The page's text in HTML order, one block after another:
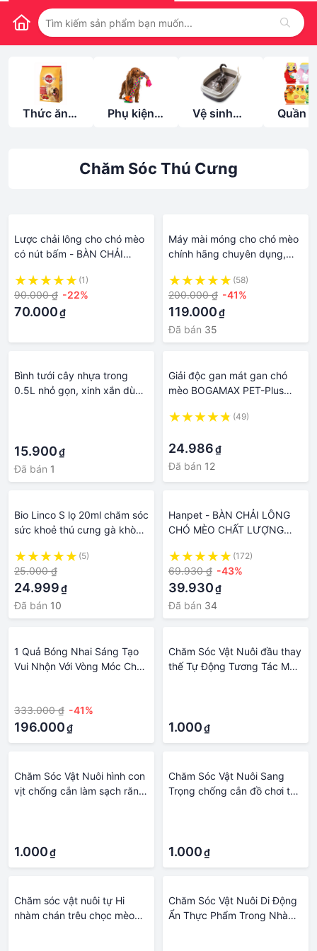
Thức ăn
Phụ kiện
Vệ sinh
Quần
Chăm Sóc Thú Cưng
Lược chải lông cho chó mèo
có nút bấm - BÀN CHẢI
LƯỢNG - Lược chải lông chó
2 mặt - Mèo Cún - ban chai
long cho meo - chăm sóc
(1)
90.000 ₫ -22%
70.000₫
Máy mài móng cho chó mèo
chính hãng chuyên dụng,
- Thiết bị chăm sóc móng
thú cưng sạc USB
(58)
200.000 ₫ -41%
119.000₫
Đã bán 35
Bình tưới cây nhựa trong
0.5L nhỏ gọn, xinh xắn dùng
15.900₫
Đã bán 1
Giải độc gan mát gan chó
mèo BOGAMAX PET-Plus
chăm sóc thú cưng khỏe
ngứa
(49)
24.986₫
Đã bán 12
Bio Linco S lọ 20ml chăm sóc
sức khoẻ thú cưng gà khò
(5)
25.000 ₫
24.999₫
Đã bán 10
Hanpet - BÀN CHẢI LÔNG
CHÓ MÈO CHẤT LƯỢNG
thông minh - Lược Chải Lông
Thú Cưng loại Tốt - Lược
chải lông cho chó mèo có
nút bấm - chăm sóc chó
mèo - luoc chai long meo -
(172)
69.930 ₫ -43%
39.930₫
Đã bán 34
1 Quả Bóng Nhai Sáng Tạo
Vui Nhộn Với Vòng Móc Cho
Chất Liệu An Toàn Đồ Chơi
Cho Chó Bóng Đá Chó Bóng
Đá Ngoài Trời
333.000 ₫ -41%
196.000₫
Chăm Sóc Vật Nuôi đầu thay
thế Tự Động Tương Tác Mèo
mèo Mèo Con Que Cây Đũa
Phép Mèo Teasing Stick
1.000₫
Chăm Sóc Vật Nuôi hình con
vịt chống cắn làm sạch răng
chó phụ kiện thú cưng luyện
tập nhai Đồ Chơi
1.000₫
Chăm Sóc Vật Nuôi Sang
Trọng chống cắn đồ chơi thú
cho thú cưng đồ dùng cho
chó luyện tập nhai Đồ Chơi
1.000₫
Chăm sóc vật nuôi tự Hi
nhàm chán trêu chọc mèo
Chăm Sóc Vật Nuôi Di Động
Ẩn Thực Phẩm Trong Nhà